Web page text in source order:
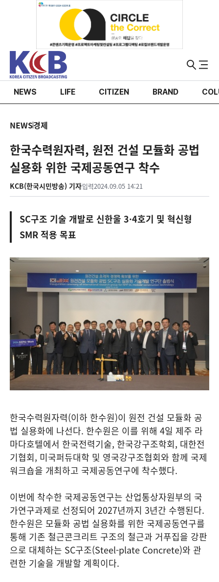
NEWS LIFE CITIZEN BRAND
NEWS경제
한국수력원자력, 원전 건설 모듈화 공법
실용화 위한 국제공동연구 착수
KCB(한국시민방송) 기자입력2024.09.05 14:21
SC구조 기술 개발로 신한울 3·4호기 및 혁신형
SMR 적용 목표
한국수력원자력(이하 한수원)이 원전 건설 모듈화 공
법 실용화에 나선다. 한수원은 이를 위해 4일 제주 라
마다호텔에서 한국전력기술, 한국강구조학회, 대한전
기협회, 미국퍼듀대학 및 영국강구조협회와 함께 국제
워크숍을 개최하고 국제공동연구에 착수했다.
이번에 착수한 국제공동연구는 산업통상자원부의 국
가연구과제로 선정되어 2027년까지 3년간 수행된다.
한수원은 모듈화 공법 실용화를 위한 국제공동연구를
통해 기존 철근콘크리트 구조의 철근과 거푸집을 강판
으로 대체하는 SC구조(Steel-plate Concrete)와 관
련한 기술을 개발할 계획이다.